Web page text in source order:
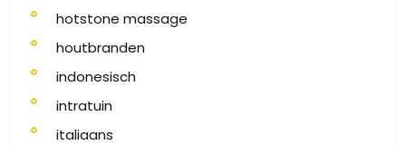
hotstone massage
houtbranden
indonesisch
intratuin
italiaans